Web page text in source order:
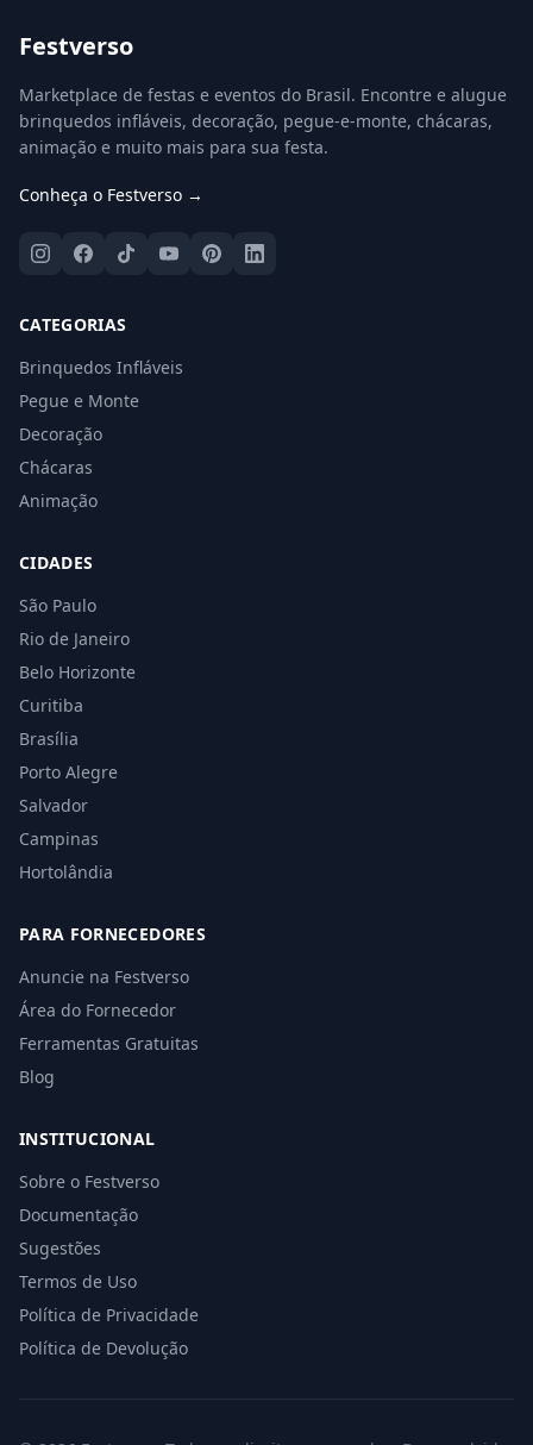
Festverso
Marketplace de festas e eventos do Brasil. Encontre e alugue
brinquedos infláveis, decoração, pegue-e-monte, chácaras,
animação e muito mais para sua festa.
Conheça o Festverso →
CATEGORIAS
Brinquedos Infláveis
Pegue e Monte
Decoração
Chácaras
Animação
CIDADES
São Paulo
Rio de Janeiro
Belo Horizonte
Curitiba
Brasília
Porto Alegre
Salvador
Campinas
Hortolândia
PARA FORNECEDORES
Anuncie na Festverso
Área do Fornecedor
Ferramentas Gratuitas
Blog
INSTITUCIONAL
Sobre o Festverso
Documentação
Sugestões
Termos de Uso
Política de Privacidade
Política de Devolução